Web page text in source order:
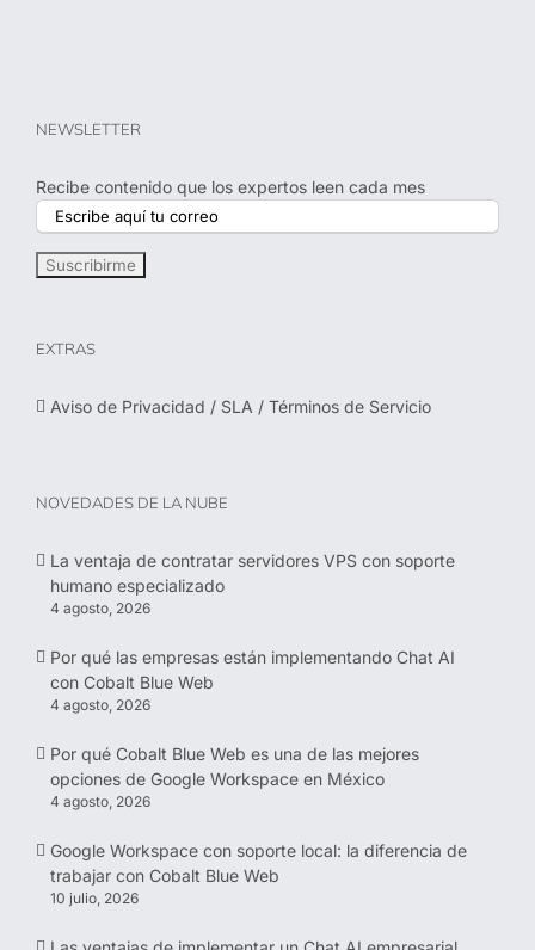
NEWSLETTER
Recibe contenido que los expertos leen cada mes
EXTRAS
Aviso de Privacidad / SLA / Términos de Servicio
NOVEDADES DE LA NUBE
La ventaja de contratar servidores VPS con soporte
humano especializado
4 agosto, 2026
Por qué las empresas están implementando Chat AI
con Cobalt Blue Web
4 agosto, 2026
Por qué Cobalt Blue Web es una de las mejores
opciones de Google Workspace en México
4 agosto, 2026
Google Workspace con soporte local: la diferencia de
trabajar con Cobalt Blue Web
10 julio, 2026